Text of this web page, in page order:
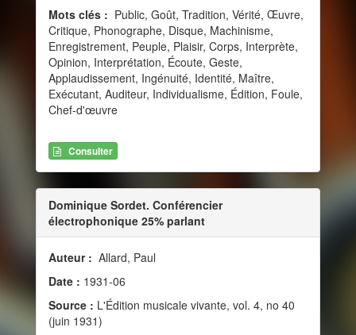
Mots clés : Public, Goût, Tradition, Vérité, Œuvre,
Critique, Phonographe, Disque, Machinisme,
Enregistrement, Peuple, Plaisir, Corps, Interprète,
Opinion, Interprétation, Écoute, Geste,
Applaudissement, Ingénuité, Identité, Maître,
Exécutant, Auditeur, Individualisme, Édition, Foule,
Chef-d'œuvre
Consulter
Dominique Sordet. Conférencier
électrophonique 25% parlant
Auteur : Allard, Paul
Date : 1931-06
Source : L'Édition musicale vivante, vol. 4, no 40
(juin 1931)